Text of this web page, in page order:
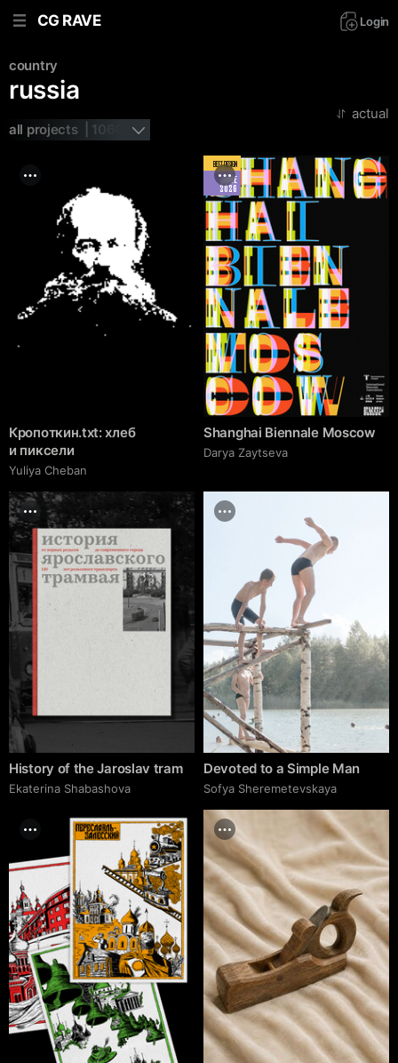
CG RAVE Login
country
russia
all projects  | 1060
actual
Кропоткин.txt: хлеб
и пиксели
Yuliya Cheban
BEST DESIGN
JUNE
2026
Shanghai Biennale Moscow
Darya Zaytseva
History of the Jaroslav tram
Ekaterina Shabashova
Devoted to a Simple Man
Sofya Sheremetevskaya